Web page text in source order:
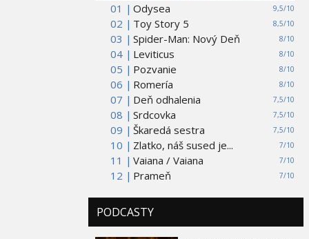
01 | 9,5/10
Odysea
02 |
8,5/10
Toy Story 5
03 |
8/10
Spider-Man: Nový Deň
04 |
8/10
Leviticus
05 |
8/10
Pozvanie
06 |
8/10
Romería
07 |
7,5/10
Deň odhalenia
08 |
7,5/10
Srdcovka
09 |
7,5/10
Škaredá sestra
10 |
7/10
Zlatko, náš sused je...
11 |
7/10
Vaiana / Vaiana
12 |
7/10
Prameň
PODCASTY